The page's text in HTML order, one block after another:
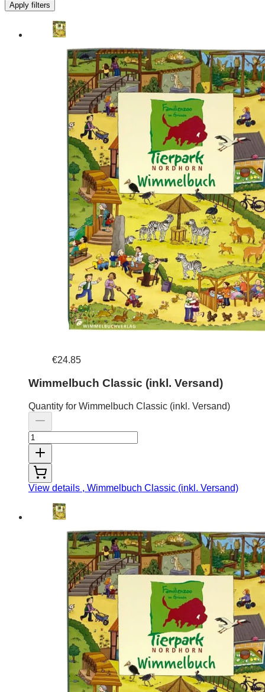
Apply filters
€24.85
Wimmelbuch Classic (inkl. Versand)
Quantity for Wimmelbuch Classic (inkl. Versand)
View details , Wimmelbuch Classic (inkl. Versand)